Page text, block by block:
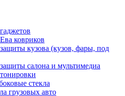
ковриков
защиты кузова (кузов, фары, под
салона и мультимедиа
стекла
грузовых авто